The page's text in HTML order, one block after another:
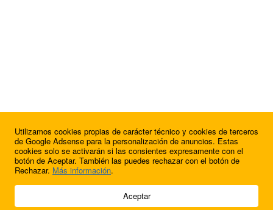
© 2009 - 2026 Soluciones Corporativas IP, SL.
Utilizamos cookies propias de carácter técnico y cookies de terceros
de Google Adsense para la personalización de anuncios. Estas
cookies solo se activarán si las consientes expresamente con el
botón de Aceptar. También las puedes rechazar con el botón de
Rechazar. Más información.
Aceptar